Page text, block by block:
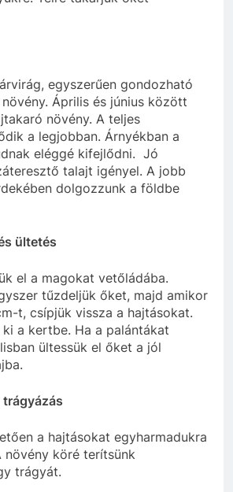
egyszerűen gondozható
Április és június között
növény. A teljes
a legjobban. Árnyékban a
eléggé kifejlődni. Jó
talajt igényel. A jobb
dolgozzunk a földbe
ültetés
el a magokat vetőládába.
tűzdeljük őket, majd amikor
t, csípjük vissza a hajtásokat.
ki a kertbe. Ha a palántákat
ültessük el őket a jól
trágyázás
a hajtásokat egyharmadukra
növény köré terítsünk
trágyát.